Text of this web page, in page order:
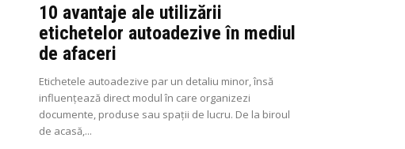
10 avantaje ale utilizării
etichetelor autoadezive în mediul
de afaceri
Etichetele autoadezive par un detaliu minor, însă
influențează direct modul în care organizezi
documente, produse sau spații de lucru. De la biroul
de acasă,...